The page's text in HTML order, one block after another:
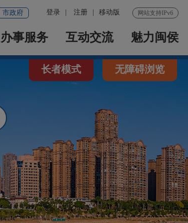
网站支持IPv6
登录 注册 移动版
市政府
办事服务 互动交流 魅力闽侯
长者模式 无障碍浏览